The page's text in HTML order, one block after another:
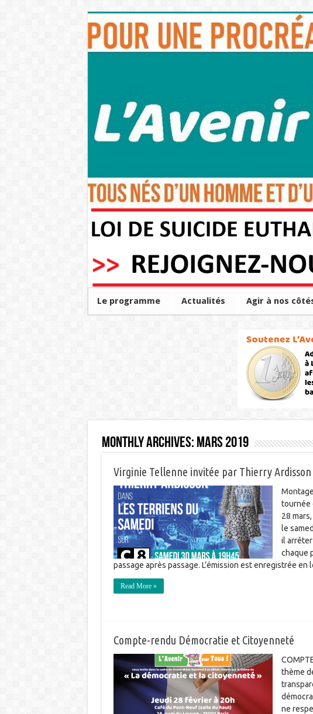
Le programme Actualités Agir à nos
Monthly Archives: mars 2019
Virginie Tellenne invitée par Thierry Ardisson
tournée
28
le
il
chaque
passage après passage. L’émission est enregistrée en
Read More »
Compte-rendu Démocratie et Citoyenneté
thème
ne